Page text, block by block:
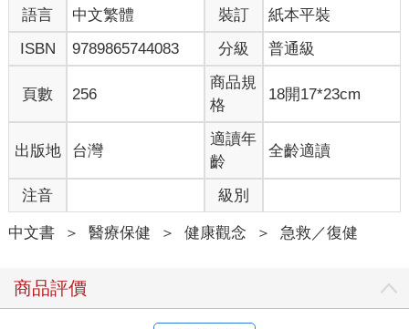
重量訓練可以讓肌肉接受不熟悉的施力強度， 並促使肌肉中高度
分化的衛星細胞（Satellite cell）盡快前往肌凝蛋白和肌動蛋白之
間滑動而導致纖維磨損的受損部位，並融進受損肌肉纖維內，使
針對中老年人而言，重量訓練可以有效預防肌肉減少症
（Sarcopenia）和骨質疏鬆症（因重量訓練中的爆發力，能讓骨
質的密度增加）。另外美國糖尿病協會經實驗證實：重量訓練能
讓肌肉消耗所儲存的血糖，將身體對於葡萄糖的需要轉向血液，
這也是一種有效控制糖尿病的運動療法。
❖強壯身體，兼具健腦功效
羅馬詩人尤維納利斯（D.J.Juvenālis）曾說：堅強的心智，存在
保健身體，同時更能因應人生各階段需要，進而產生保健腦部的
作用：
語言 中文繁體 裝訂
紙本平裝
ISBN
9789865744083 分級 普通級
頁數 256
商品規
格
18開17*23cm
出版地 台灣
適讀年
齡
全齡適讀
注音 級別
中文書 ＞ 醫療保健 ＞ 健康觀念 ＞ 急救／復健
商品評價